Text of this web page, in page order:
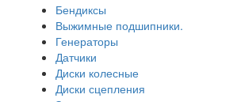
Бендиксы
Выжимные подшипники.
Генераторы
Датчики
Диски колесные
Диски сцепления